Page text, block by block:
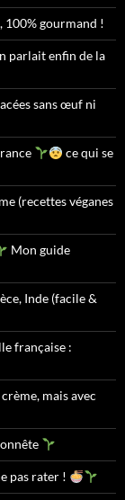
100% gourmand !
parlait enfin de la
sans œuf ni
ce qui se
(recettes véganes
Mon guide
Inde (facile &
française :
mais avec
pas rater !